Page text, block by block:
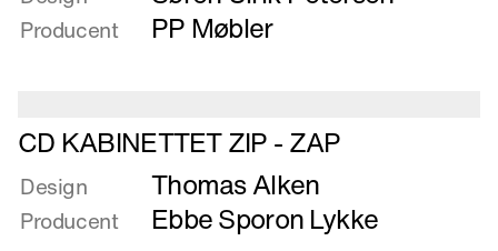
Armstol
Producent PP Møbler
Læs
mere
om
CD
KABINETTET
CD KABINETTET ZIP - ZAP
Design Thomas Alken
Producent Ebbe Sporon Lykke